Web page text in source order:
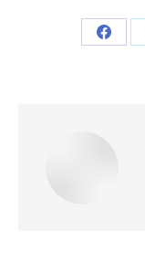
Share